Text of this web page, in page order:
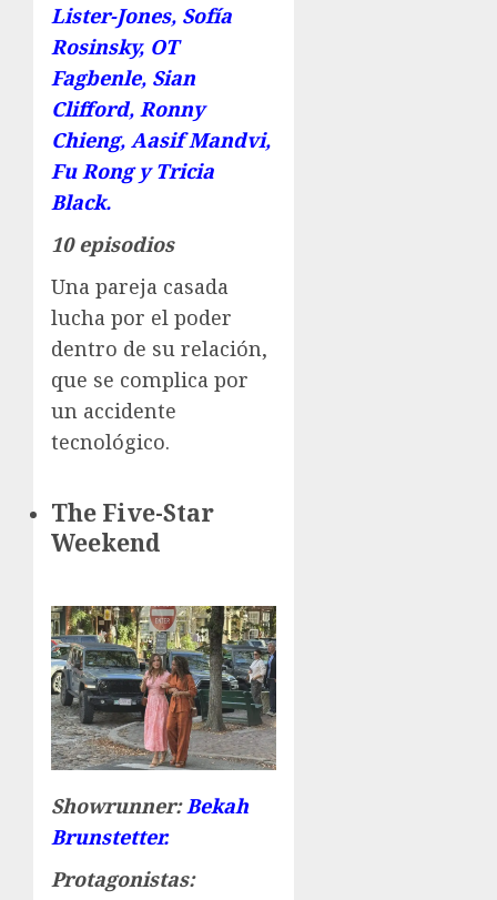
Lister-Jones, Sofía
Rosinsky, OT
Fagbenle, Sian
Clifford, Ronny
Chieng, Aasif Mandvi,
Fu Rong y Tricia
Black.
10 episodios
Una pareja casada
lucha por el poder
dentro de su relación,
que se complica por
un accidente
tecnológico.
The Five-Star
Weekend
Showrunner: Bekah
Brunstetter.
Protagonistas: